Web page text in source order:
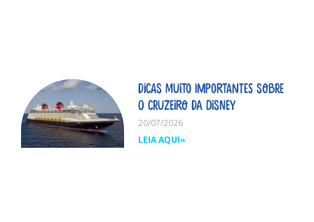
Dicas MUITO importantes sobre
o cruzeiro da Disney
20/07/2026
LEIA AQUI»